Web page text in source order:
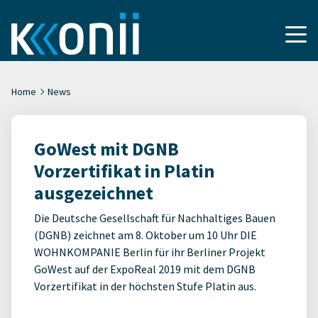
Home News
GoWest mit DGNB
Vorzertifikat in Platin
ausgezeichnet
Die Deutsche Gesellschaft für Nachhaltiges Bauen
(DGNB) zeichnet am 8. Oktober um 10 Uhr DIE
WOHNKOMPANIE Berlin für ihr Berliner Projekt
GoWest auf der ExpoReal 2019 mit dem DGNB
Vorzertifikat in der höchsten Stufe Platin aus.